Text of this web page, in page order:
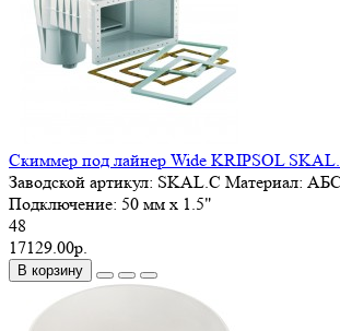
Скиммер под лайнер Wide KRIPSOL
Заводской артикул: SKAL.C Материал:
Подключение: 50 мм x 1.5"
48
17129.00р.
В корзину